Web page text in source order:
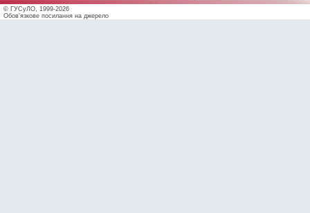
© ГУСуЛО, 1999-2026
Обов'язкове посилання на джерело